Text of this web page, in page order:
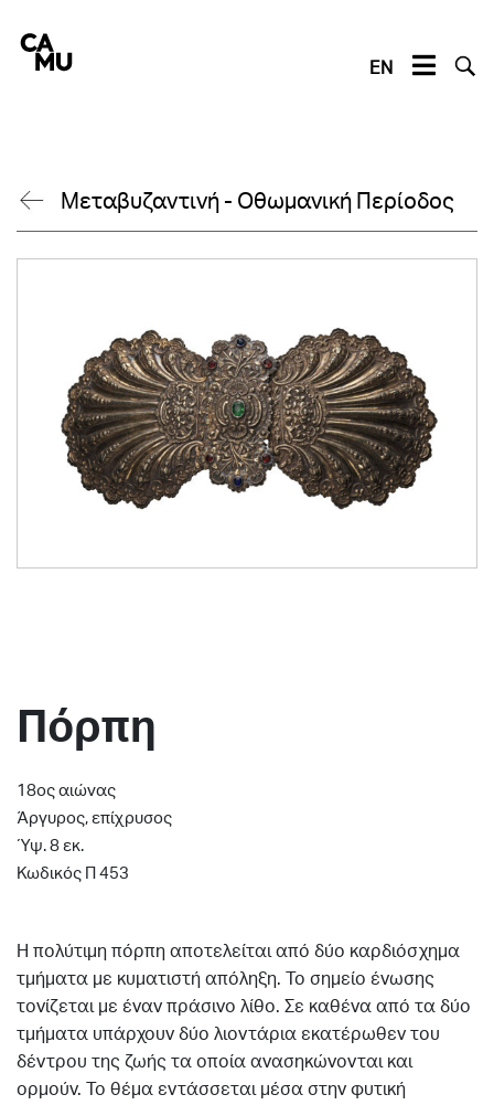
content
EN
Μεταβυζαντινή - Οθωμανική Περίοδος
Πόρπη
18ος αιώνας
Άργυρος, επίχρυσος
Ύψ. 8 εκ.
Κωδικός Π 453
Η πολύτιμη πόρπη αποτελείται από δύο καρδιόσχημα
τμήματα με κυματιστή απόληξη. Το σημείο ένωσης
τονίζεται με έναν πράσινο λίθο. Σε καθένα από τα δύο
τμήματα υπάρχουν δύο λιοντάρια εκατέρωθεν του
δέντρου της ζωής τα οποία ανασηκώνονται και
ορμούν. Το θέμα εντάσσεται μέσα στην φυτική